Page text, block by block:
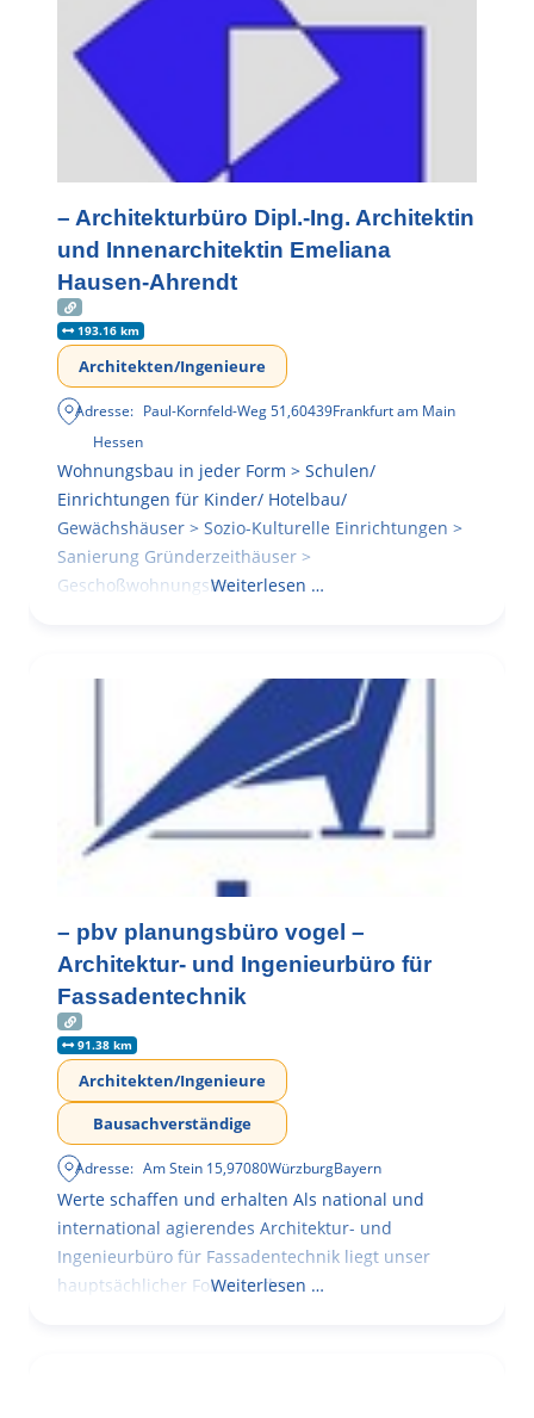
– Architekturbüro Dipl.-Ing. Architektin
und Innenarchitektin Emeliana
Hausen-Ahrendt
193.16 km
Architekten/Ingenieure
Adresse: Paul-Kornfeld-Weg 51,60439Frankfurt am Main
Hessen
Wohnungsbau in jeder Form > Schulen/
Einrichtungen für Kinder/ Hotelbau/
Gewächshäuser > Sozio-Kulturelle Einrichtungen >
Sanierung Gründerzeithäuser >
GeschoßwohnungsbauWeiterlesen …
– pbv planungsbüro vogel –
Architektur- und Ingenieurbüro für
Fassadentechnik
91.38 km
Architekten/Ingenieure
Bausachverständige
Adresse: Am Stein 15,97080WürzburgBayern
Werte schaffen und erhalten Als national und
international agierendes Architektur- und
Ingenieurbüro für Fassadentechnik liegt unser
hauptsächlicher Fokus in der
Weiterlesen …